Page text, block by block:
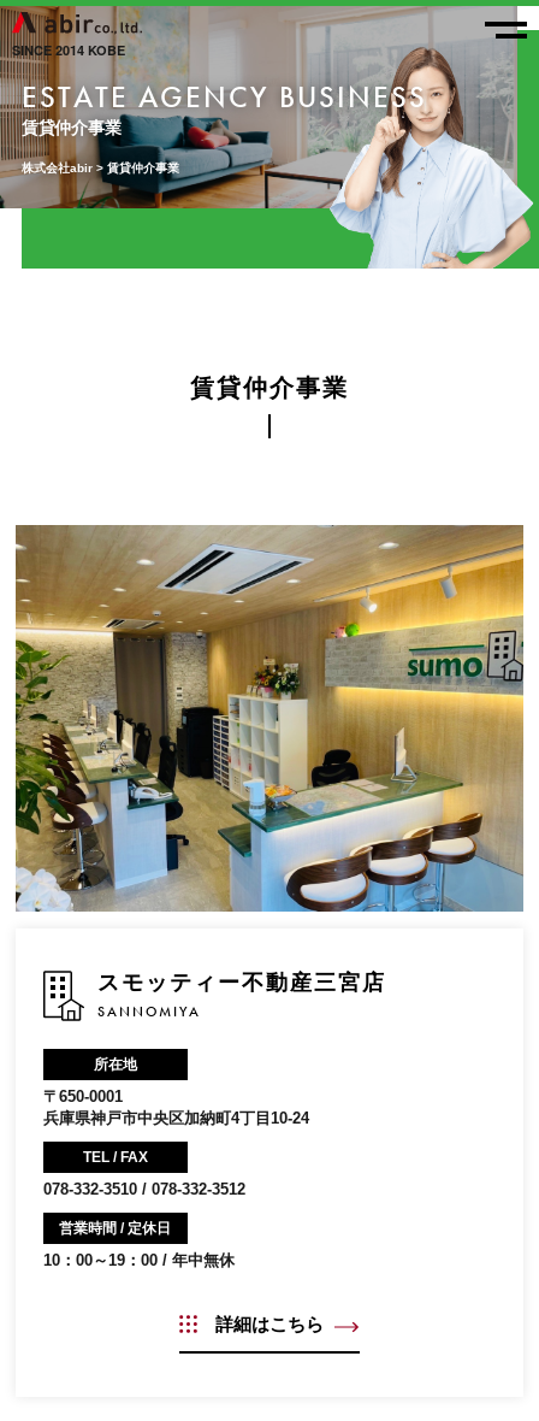
SINCE 2014 KOBE
ESTATE AGENCY BUSINESS
賃貸仲介事業
株式会社abir> 賃貸仲介事業
賃貸仲介事業
スモッティー不動産三宮店
SANNOMIYA
所在地
〒650-0001
兵庫県神戸市中央区加納町4丁目10-24
TEL / FAX
078-332-3510 / 078-332-3512
営業時間 / 定休日
10：00～19：00 / 年中無休
詳細はこちら